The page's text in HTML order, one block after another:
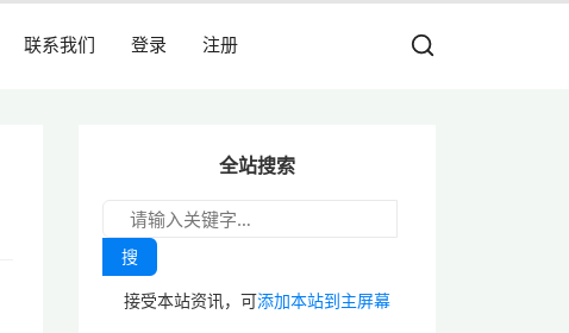
联系我们 登录 注册
全站搜索
搜
接受本站资讯，可添加本站到主屏幕